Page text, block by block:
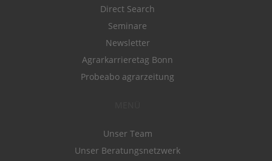
Direct Search
Seminare
Newsletter
Agrarkarrieretag Bonn
Probeabo agrarzeitung
Unser Team
Unser Beratungsnetzwerk